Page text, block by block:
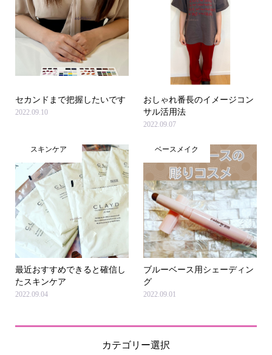
セカンドまで把握したいです
2022.09.10
おしゃれ番長のイメージコン
サル活用法
2022.09.07
スキンケア
最近おすすめできると確信し
たスキンケア
2022.09.04
ベースメイク
ブルーベース用シェーディン
グ
2022.09.01
カテゴリー選択